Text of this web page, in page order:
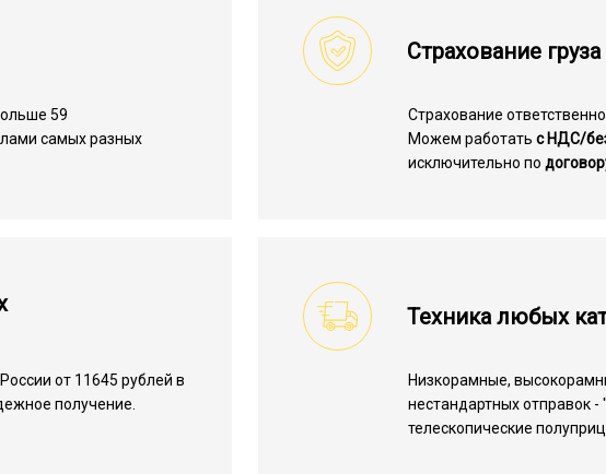
59
самых разных
Страхование груза
Страхование
Можем работатьс НДС/
исключительно по
от 11645 рублей в
получение.
Техника любых
Низкорамные,
нестандартных отправок
телескопические